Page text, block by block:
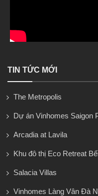
TIN TỨC MỚI
The Metropolis
Dự án Vinhomes Saigon
Arcadia at Lavila
Khu đô thị Eco Retreat
Salacia Villas
Vinhomes Làng Vân Đà